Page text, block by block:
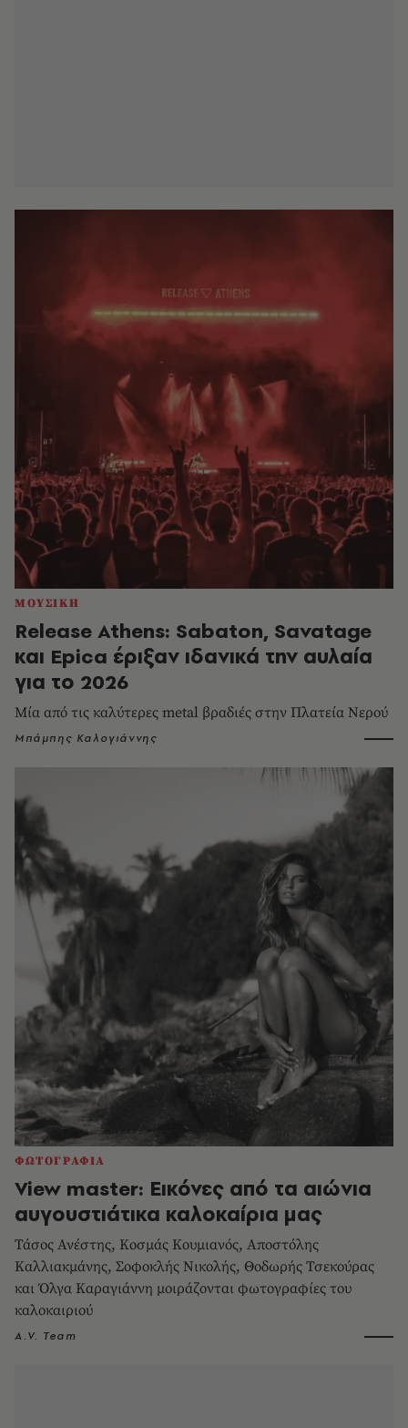
ΜΟΥΣΙΚΗ
Release Athens: Sabaton, Savatage
και Epica έριξαν ιδανικά την αυλαία
για το 2026
Μία από τις καλύτερες metal βραδιές στην Πλατεία Νερού
Μπάμπης Καλογιάννης
ΦΩΤΟΓΡΑΦΙΑ
View master: Εικόνες από τα αιώνια
αυγουστιάτικα καλοκαίρια μας
Τάσος Ανέστης, Κοσμάς Κουμιανός, Aποστόλης
Καλλιακμάνης, Σοφοκλής Νικολής, Θοδωρής Τσεκούρας
και Όλγα Καραγιάννη μοιράζονται φωτογραφίες του
καλοκαιριού
A.V. Team